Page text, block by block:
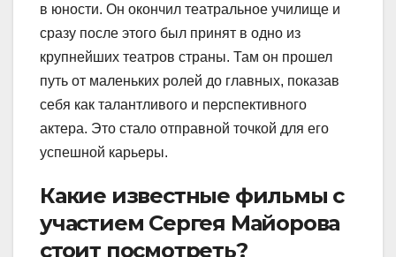
в юности. Он окончил театральное училище и
сразу после этого был принят в одно из
крупнейших театров страны. Там он прошел
путь от маленьких ролей до главных, показав
себя как талантливого и перспективного
актера. Это стало отправной точкой для его
успешной карьеры.
Какие известные фильмы с
участием Сергея Майорова
стоит посмотреть?